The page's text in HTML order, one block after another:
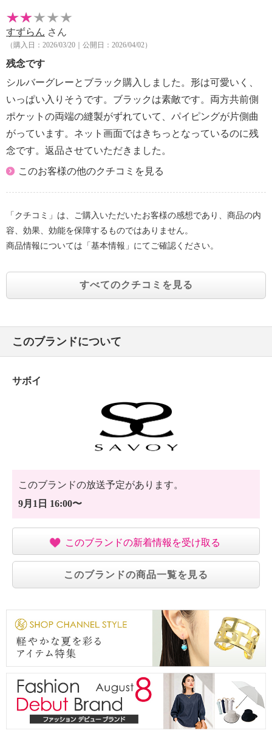
すずらん さん
（購入日：2026/03/20｜公開日：2026/04/02）
残念です
シルバーグレーとブラック購入しました。形は可愛いく、
いっぱい入りそうです。ブラックは素敵です。両方共前側
ポケットの両端の縫製がずれていて、パイピングが片側曲
がっています。ネット画面ではきちっとなっているのに残
念です。返品させていただきました。
このお客様の他のクチコミを見る
「クチコミ」は、ご購入いただいたお客様の感想であり、商品の内
容、効果、効能を保障するものではありません。
商品情報については「基本情報」にてご確認ください。
すべてのクチコミを見る
このブランドについて
サボイ
このブランドの放送予定があります。
9月1日 16:00〜
このブランドの新着情報を受け取る
このブランドの商品一覧を見る